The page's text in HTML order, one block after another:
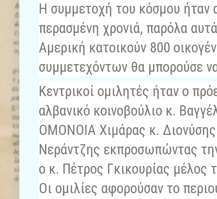
Η συμμετοχή του κόσμου ήταν
περασμένη χρονιά, παρόλα
Αμερική κατοικούν 800
συμμετεχόντων θα μπορούσε
Κεντρικοί ομιλητές ήταν ο
αλβανικό κοινοβούλιο κ.
ΟΜΟΝΟΙΑ Χιμάρας κ.
Νεράντζης εκπροσωπώντας
ο κ. Πέτρος Γκικουρίας
Οι ομιλίες αφορούσαν το